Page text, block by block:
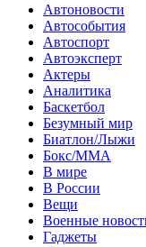
Автоновости
Автособытия
Автоспорт
Автоэксперт
Актеры
Аналитика
Баскетбол
Безумный мир
Биатлон/Лыжи
Бокс/MMA
В мире
В России
Вещи
Военные
Гаджеты